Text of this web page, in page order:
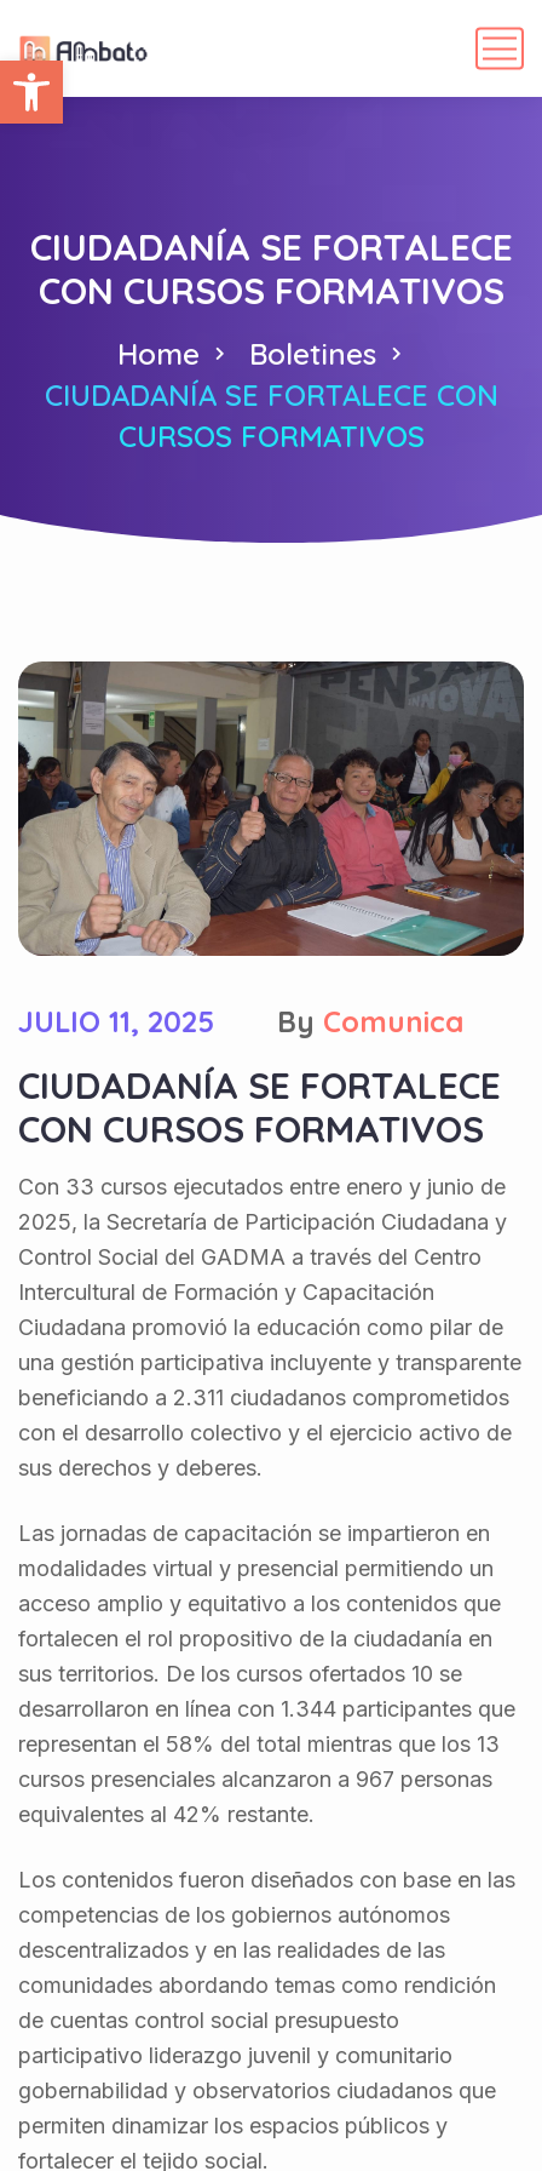
Abrir barra de herramientas
CIUDADANÍA SE FORTALECE
CON CURSOS FORMATIVOS
Home
Boletines
CIUDADANÍA SE FORTALECE CON
CURSOS FORMATIVOS
JULIO 11, 2025 By Comunica
CIUDADANÍA SE FORTALECE
CON CURSOS FORMATIVOS
Con 33 cursos ejecutados entre enero y junio de
2025, la Secretaría de Participación Ciudadana y
Control Social del GADMA a través del Centro
Intercultural de Formación y Capacitación
Ciudadana promovió la educación como pilar de
una gestión participativa incluyente y transparente
beneficiando a 2.311 ciudadanos comprometidos
con el desarrollo colectivo y el ejercicio activo de
sus derechos y deberes.
Las jornadas de capacitación se impartieron en
modalidades virtual y presencial permitiendo un
acceso amplio y equitativo a los contenidos que
fortalecen el rol propositivo de la ciudadanía en
sus territorios. De los cursos ofertados 10 se
desarrollaron en línea con 1.344 participantes que
representan el 58% del total mientras que los 13
cursos presenciales alcanzaron a 967 personas
equivalentes al 42% restante.
Los contenidos fueron diseñados con base en las
competencias de los gobiernos autónomos
descentralizados y en las realidades de las
comunidades abordando temas como rendición
de cuentas control social presupuesto
participativo liderazgo juvenil y comunitario
gobernabilidad y observatorios ciudadanos que
permiten dinamizar los espacios públicos y
fortalecer el tejido social.